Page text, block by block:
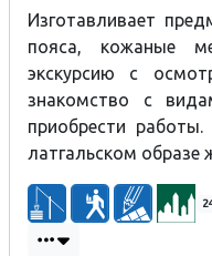
and workshop, learning
leatherwork. They can
leather goods and
and lessons are available.
experience with the
Preservation of traditional
Изготавливает
пояса, кожаные
экскурсию с
знакомство с
приобрести
латгальском образе